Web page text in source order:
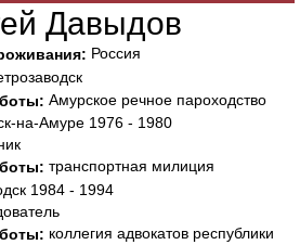
Давыдов
Россия
Амурское речное пароходство
на-Амуре 1976 - 1980
транспортная милиция
1984 - 1994
коллегия адвокатов республики